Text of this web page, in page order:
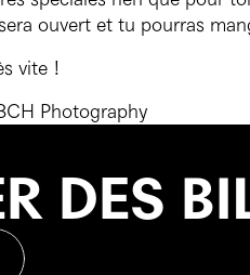
ouvert et tu pourras
vite !
Photography
DES